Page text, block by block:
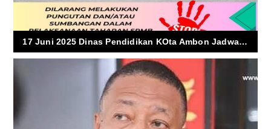
17 Juni 2025 Dinas Pendidikan KOta Ambon Jadwal Ulang Tes Standar SPMB